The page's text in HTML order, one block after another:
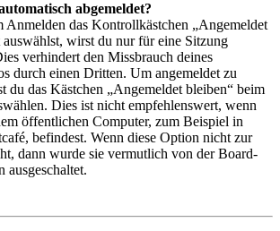
abgemeldet?
Anmelden das Kontrollkästchen „Angemeldet
wirst du nur für eine Sitzung
verhindert den Missbrauch deines
durch einen Dritten. Um angemeldet zu
du das Kästchen „Angemeldet bleiben“ beim
Dies ist nicht empfehlenswert, wenn
öffentlichen Computer, zum Beispiel in
befindest. Wenn diese Option nicht zur
dann wurde sie vermutlich von der Board-
ausgeschaltet.